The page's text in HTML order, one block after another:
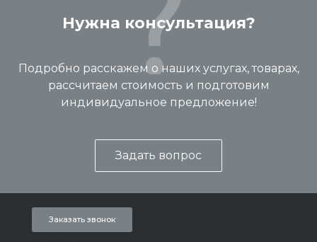
Нужна консультация?
Подробно расскажем о наших услугах, товарах,
рассчитаем стоимость и подготовим
индивидуальное предложение!
Задать вопрос
Заказать звонок